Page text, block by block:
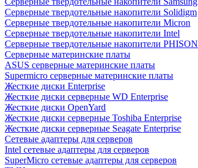
Cерверные твердотельные накопители Solidigm
Cерверные твердотельные накопители Micron
Cерверные твердотельные накопители Intel
Cерверные твердотельные накопители PHISON
Серверные материнские платы
ASUS серверные материнские платы
Supermicro серверные материнские платы
Жесткие диски Enterprise
Жесткие диски серверные WD Enterprise
Жесткие диски OpenYard
Жесткие диски серверные Toshiba Enterprise
Жесткие диски серверные Seagate Enterprise
Сетевые адаптеры для серверов
Intel сетевые адаптеры для серверов
SuperMicro сетевые адаптеры для серверов